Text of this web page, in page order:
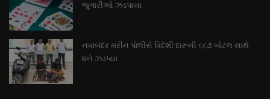
જુગારીઓ ઝડપાયા
નવાબંદર મરીન પોલીસે વિદેશી દારૂની ૬૬૭ બોટલ સાથે
૪ને ઝડપ્યા